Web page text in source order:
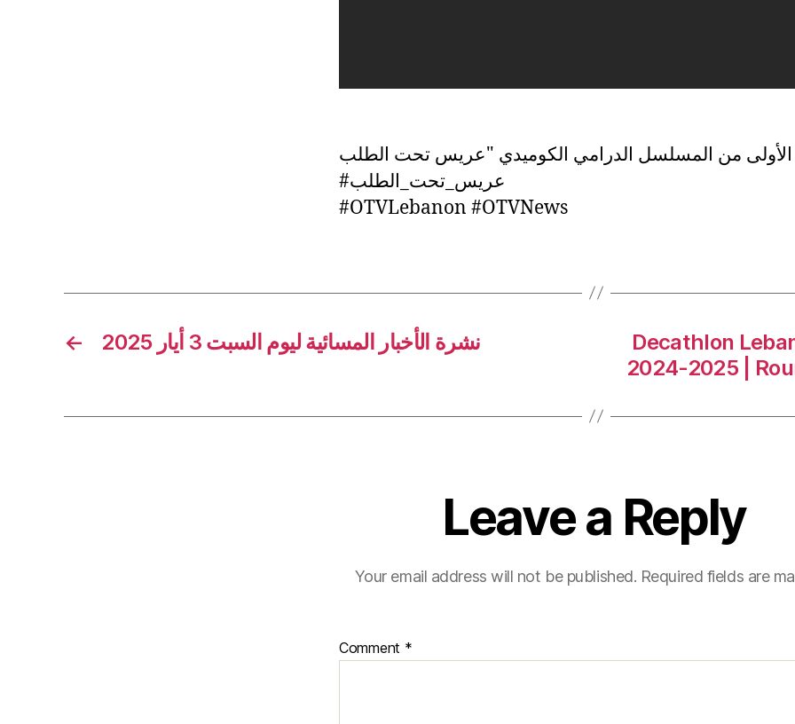
#عريس_تحت_الطلب
#OTVLebanon #OTVNews
← نشرة الأخبار المسائية ليوم السبت 3 أيار 2025
Decathlon
2024-2025 |
Leave a Reply
Your email address will not be published. Required fields are
Comment *